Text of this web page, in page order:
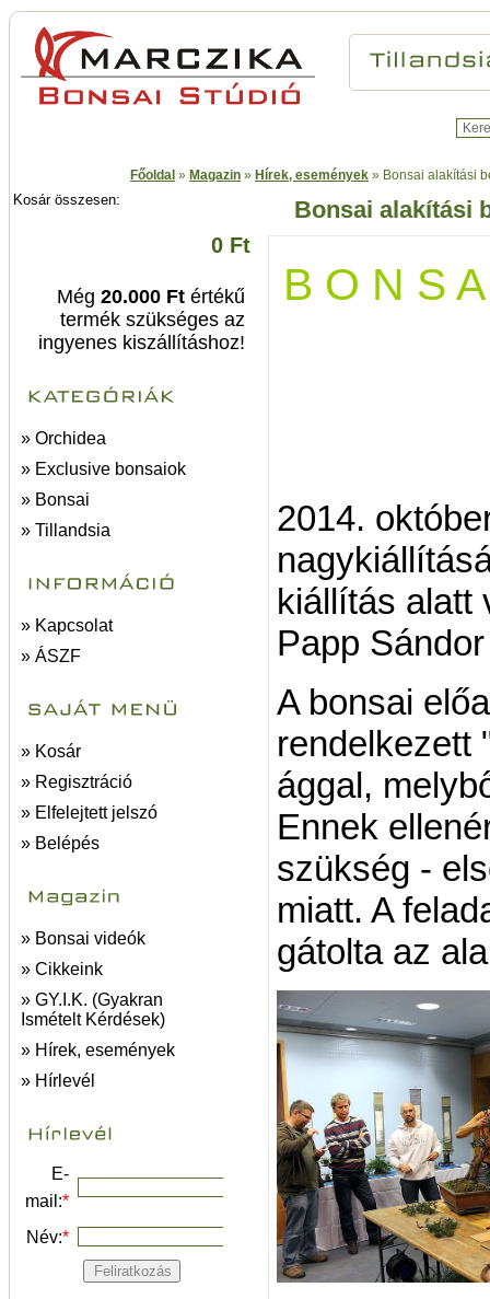
Főoldal » Magazin » Hírek, események » Bonsai alakítási
Kosár összesen:
0 Ft
Még 20.000 Ft értékű
termék szükséges az
ingyenes kiszállításhoz!
» Orchidea
» Exclusive bonsaiok
» Bonsai
» Tillandsia
» Kapcsolat
» ÁSZF
» Kosár
» Regisztráció
» Elfelejtett jelszó
» Belépés
» Bonsai videók
» Cikkeink
» GY.I.K. (Gyakran
Ismételt Kérdések)
» Hírek, események
» Hírlevél
E-
mail:*
Név:*
Bonsai alakítási
B O N
2014.
kiállítás alatt
Papp
A bonsai
rendelkezett
ággal,
Ennek
szükség -
miatt. A
gátolta az